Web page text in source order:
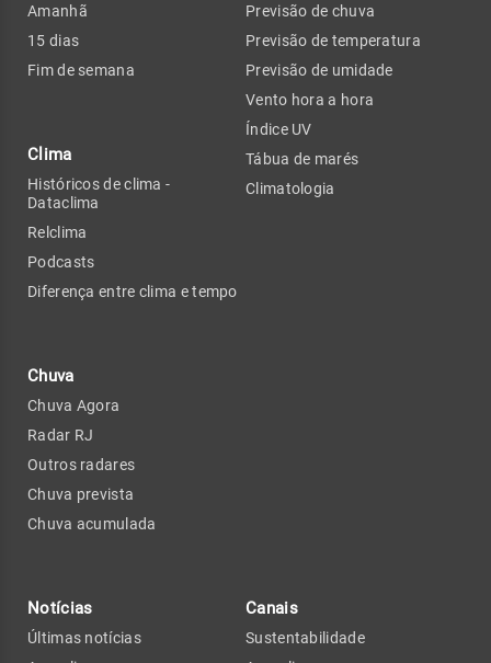
Amanhã
15 dias
Fim de semana
Clima
Históricos de clima -
Dataclima
Relclima
Podcasts
Diferença entre clima e tempo
Chuva
Chuva Agora
Radar RJ
Outros radares
Chuva prevista
Chuva acumulada
Previsão de chuva
Previsão de temperatura
Previsão de umidade
Vento hora a hora
Índice UV
Tábua de marés
Climatologia
Notícias
Últimas notícias
Canais
Sustentabilidade